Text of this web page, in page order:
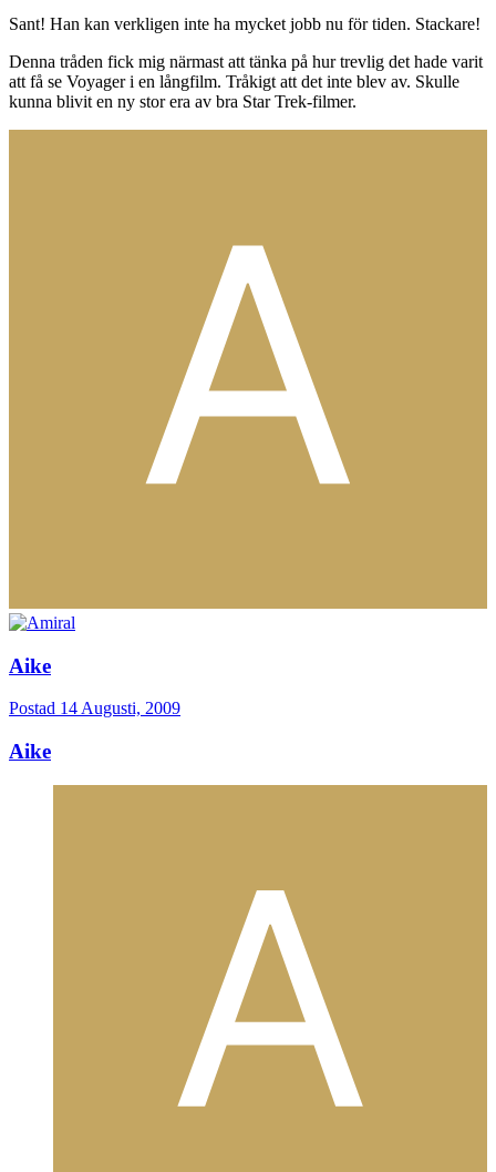
Sant! Han kan verkligen inte ha mycket jobb nu för tiden. Stackare!
Denna tråden fick mig närmast att tänka på hur trevlig det hade varit
att få se Voyager i en långfilm. Tråkigt att det inte blev av. Skulle
kunna blivit en ny stor era av bra Star Trek-filmer.
Aike
Postad 14 Augusti, 2009
Aike